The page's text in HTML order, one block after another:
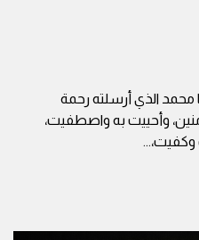
محمد الذي أرسلته رحمة
وأحييت به واصطفيت،
...